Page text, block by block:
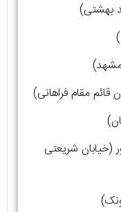
بهشتی)
مقام فراهانی)
شریعتی